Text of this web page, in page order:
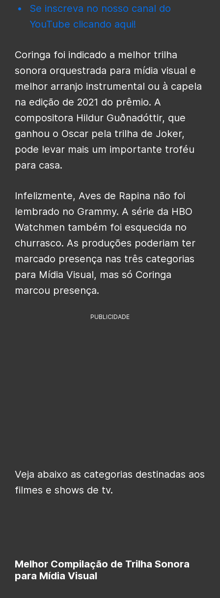
Se inscreva no nosso canal do
YouTube clicando aqui!
Coringa foi indicado a melhor trilha
sonora orquestrada para mídia visual e
melhor arranjo instrumental ou à capela
na edição de 2021 do prêmio. A
compositora Hildur Guðnadóttir, que
ganhou o Oscar pela trilha de Joker,
pode levar mais um importante troféu
para casa.
Infelizmente, Aves de Rapina não foi
lembrado no Grammy. A série da HBO
Watchmen também foi esquecida no
churrasco. As produções poderiam ter
marcado presença nas três categorias
para Mídia Visual, mas só Coringa
marcou presença.
PUBLICIDADE
Veja abaixo as categorias destinadas aos
filmes e shows de tv.
Melhor Compilação de Trilha Sonora
para Mídia Visual